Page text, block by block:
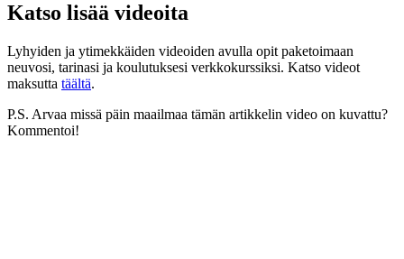
Katso lisää videoita
Lyhyiden ja ytimekkäiden videoiden avulla opit paketoimaan
neuvosi, tarinasi ja koulutuksesi verkkokurssiksi. Katso videot
maksutta täältä.
P.S. Arvaa missä päin maailmaa tämän artikkelin video on kuvattu?
Kommentoi!